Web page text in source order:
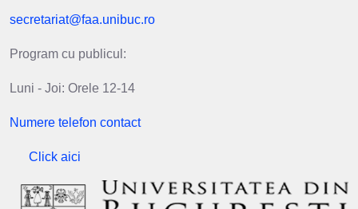
secretariat@faa.unibuc.ro
Program cu publicul:
Luni - Joi: Orele 12-14
Numere telefon contact
Click aici